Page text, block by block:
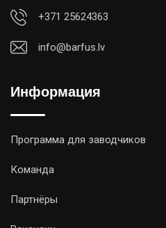
+371 25624363
info@barfus.lv
Информация
Программа для заводчиков
Команда
Партнёры